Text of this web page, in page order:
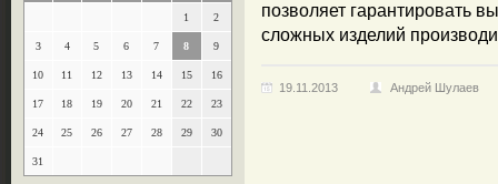
1 2
3 4 5 6 7 8 9
10 11 12 13 14 15 16
17 18 19 20 21 22 23
24 25 26 27 28 29 30
31
позволяет гарантировать
сложных изделий
19.11.2013 Андрей Шулаев